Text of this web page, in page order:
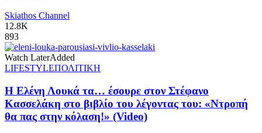
Skiathos Channel
12.8K
893
Watch LaterAdded
LIFESTYLEΠΟΛΙΤΙΚΗ
Η Ελένη Λουκά τα… έσουρε στον Στέφανο
Κασσελάκη στο βιβλίο του λέγοντας του: «Ντροπή
θα πας στην κόλαση!» (Video)